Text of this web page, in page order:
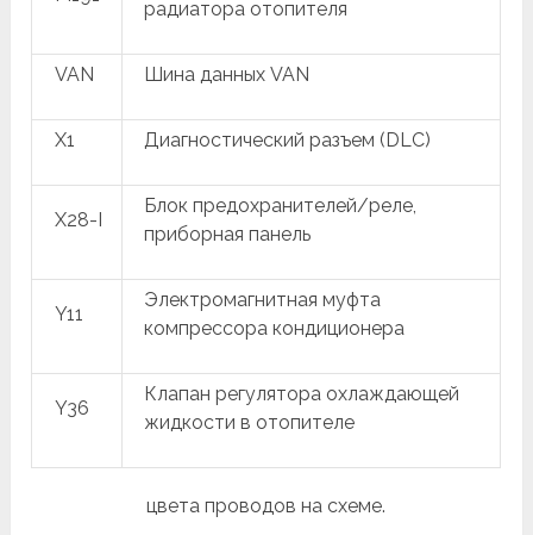
радиатора отопителя
VAN Шина данных VAN
X1 Диагностический разъем (DLC)
X28-I
Блок предохранителей/реле,
приборная панель
Y11
Электромагнитная муфта
компрессора кондиционера
Y36
Клапан регулятора охлаждающей
жидкости в отопителе
цвета проводов на схеме.